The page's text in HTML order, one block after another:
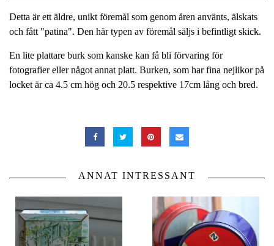
Detta är ett äldre, unikt föremål som genom åren använts, älskats
och fått "patina". Den här typen av föremål säljs i befintligt skick.
En lite plattare burk som kanske kan få bli förvaring för
fotografier eller något annat platt. Burken, som har fina nejlikor på
locket är ca 4.5 cm hög och 20.5 respektive 17cm lång och bred.
ANNAT INTRESSANT